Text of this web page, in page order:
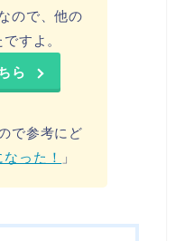
ので、他の
すよ。
ら
で参考にど
った！ 」